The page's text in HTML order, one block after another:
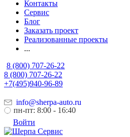
Контакты
Сервис
Блог
Заказать проект
Реализованные проекты
...
8 (800) 707-26-22
8 (800) 707-26-22
+7(495)940-96-89
info@sherpa-auto.ru
пн-пт: 8:00 - 16:40
Войти